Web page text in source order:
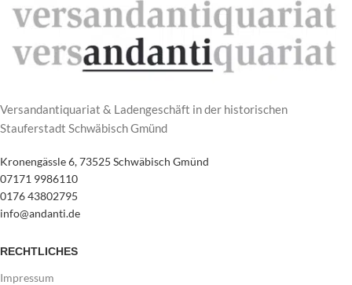
Versandantiquariat & Ladengeschäft in der historischen
Stauferstadt Schwäbisch Gmünd
Kronengässle 6, 73525 Schwäbisch Gmünd
07171 9986110
0176 43802795
info@andanti.de
RECHTLICHES
Impressum